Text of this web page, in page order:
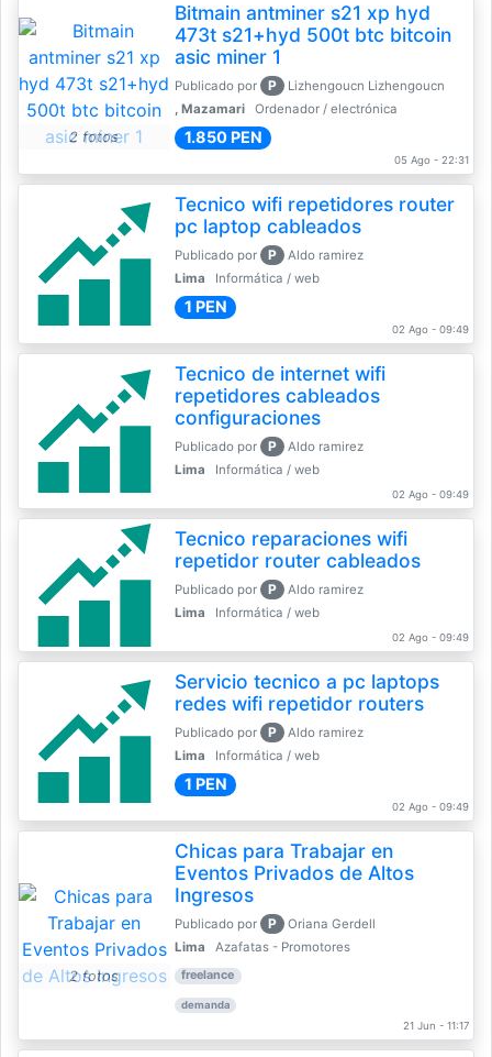
2 fotos
Bitmain antminer s21 xp hyd
473t s21+hyd 500t btc bitcoin
asic miner 1
Publicado por P
Lizhengoucn Lizhengoucn
, Mazamari
Ordenador / electrónica
1.850 PEN
05 Ago - 22:31
Tecnico wifi repetidores router
pc laptop cableados
Publicado por P
Aldo ramirez
Lima
Informática / web
1 PEN
02 Ago - 09:49
Tecnico de internet wifi
repetidores cableados
configuraciones
Publicado por P
Aldo ramirez
Lima
Informática / web
02 Ago - 09:49
Tecnico reparaciones wifi
repetidor router cableados
Publicado por P
Aldo ramirez
Lima
Informática / web
02 Ago - 09:49
Servicio tecnico a pc laptops
redes wifi repetidor routers
Publicado por P
Aldo ramirez
Lima
Informática / web
1 PEN
02 Ago - 09:49
2 fotos
Chicas para Trabajar en
Eventos Privados de Altos
Ingresos
Publicado por P
Oriana Gerdell
Lima
Azafatas - Promotores
freelance
demanda
21 Jun - 11:17